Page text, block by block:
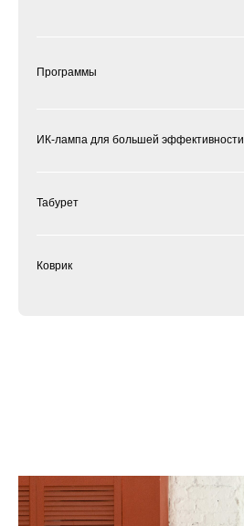
Программы
ИК-лампа для большей эффективности
Табурет
Коврик